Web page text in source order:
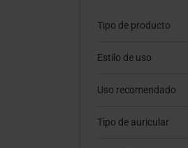
Tipo de producto
Estilo de uso
Uso recomendado
Tipo de auricular